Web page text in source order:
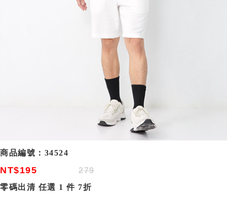
商品編號： 34524
NT$195
279
零碼出清 任選 1 件 7折